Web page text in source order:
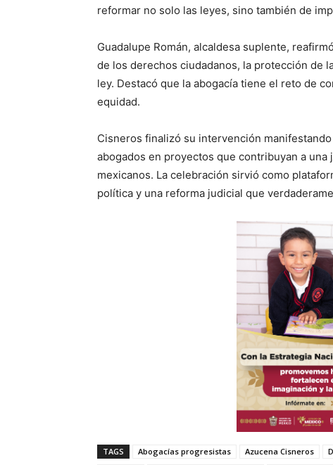
reformar no solo las leyes, sino también de
Guadalupe Román, alcaldesa suplente,
de los derechos ciudadanos, la protección de
ley. Destacó que la abogacía tiene el reto de
equidad.
Cisneros finalizó su intervención
abogados en proyectos que contribuyan a
mexicanos. La celebración sirvió como
política y una reforma judicial que
TAGS Abogacías progresistas Azucena Cisneros